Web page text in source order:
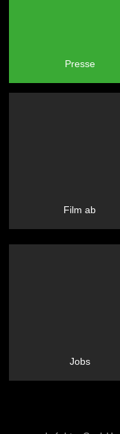
Presse
Film ab
Jobs